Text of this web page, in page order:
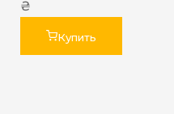
₴
Купить